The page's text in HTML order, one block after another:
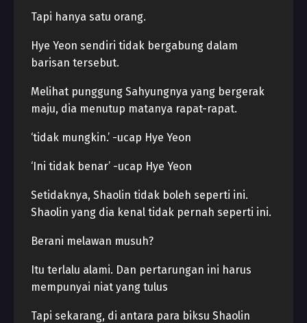
Tapi hanya satu orang.
Hye Yeon sendiri tidak bergabung dalam
barisan tersebut.
Melihat punggung Sahyungnya yang bergerak
maju, dia menutup matanya rapat-rapat.
‘tidak mungkin.’ -ucap Hye Yeon
‘Ini tidak benar’ -ucap Hye Yeon
Setidaknya, Shaolin tidak boleh seperti ini.
Shaolin yang dia kenal tidak pernah seperti ini.
Berani melawan musuh?
Itu terlalu alami. Dan pertarungan ini harus
mempunyai niat yang tulus
Tapi sekarang, di antara para biksu Shaolin